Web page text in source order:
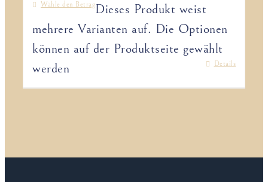
Wähle den BetragDieses Produkt weist
mehrere Varianten auf. Die Optionen
können auf der Produktseite gewählt
werden
Details